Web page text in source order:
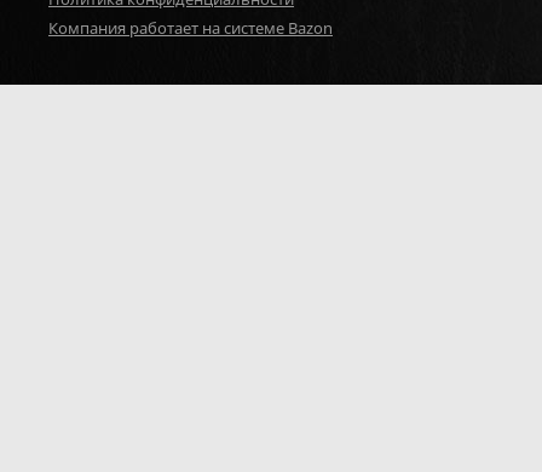
Компания работает на системе Bazon